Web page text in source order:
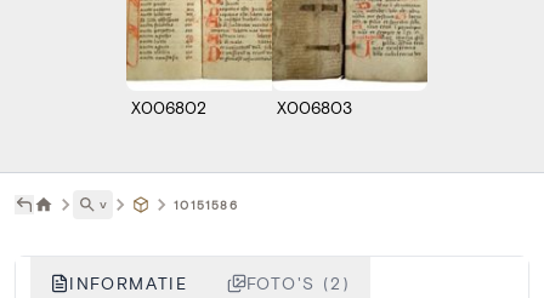
X006802 X006803
˅ 10151586
INFORMATIE FOTO'S (2)